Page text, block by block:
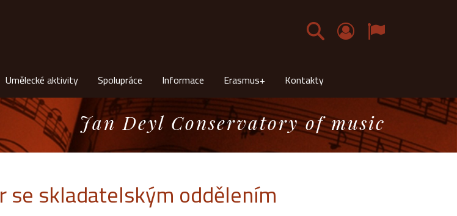
Čeština
Umělecké aktivity Spolupráce Informace Erasmus+ Kontakty
Jan Deyl Conservatory of music
se skladatelským oddělením